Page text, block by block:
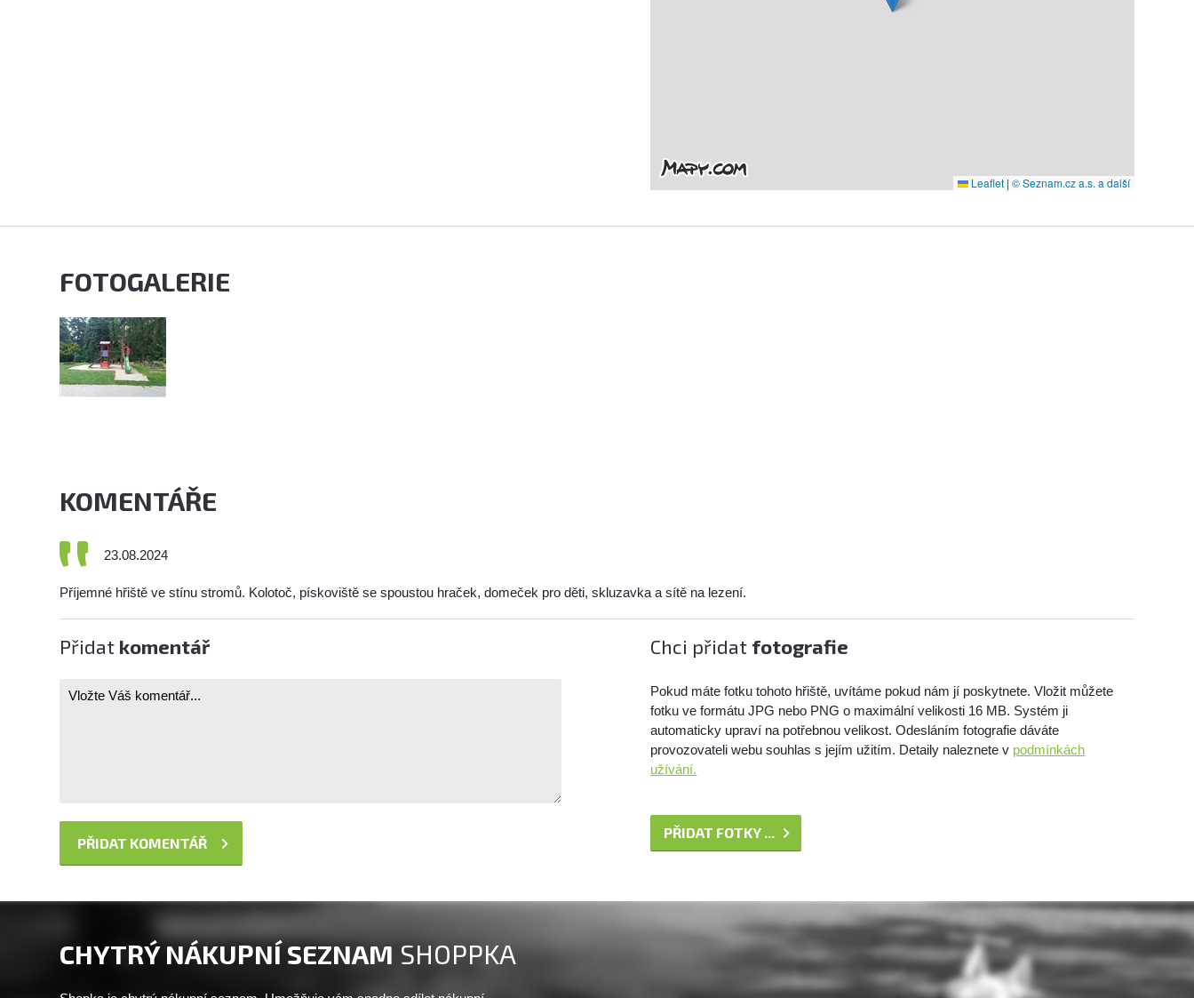
Leaflet | © Seznam.cz a.s. a další
FOTOGALERIE
KOMENTÁŘE
23.08.2024
Příjemné hřiště ve stínu stromů. Kolotoč, pískoviště se spoustou hraček, domeček pro děti, skluzavka a sítě na lezení.
Přidat komentář Chci přidat fotografie
Pokud máte fotku tohoto hřiště, uvítáme pokud nám jí poskytnete. Vložit můžete
fotku ve formátu JPG nebo PNG o maximální velikosti 16 MB. Systém ji
automaticky upraví na potřebnou velikost. Odesláním fotografie dáváte
provozovateli webu souhlas s jejím užitím. Detaily naleznete v podmínkách
užívání.
PŘIDAT FOTKY ...
CHYTRÝ NÁKUPNÍ SEZNAM SHOPPKA